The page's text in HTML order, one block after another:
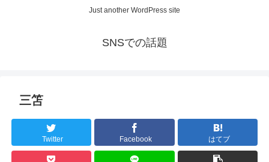
Just another WordPress site
SNSでの話題
三笘
Twitter Facebook はてブ